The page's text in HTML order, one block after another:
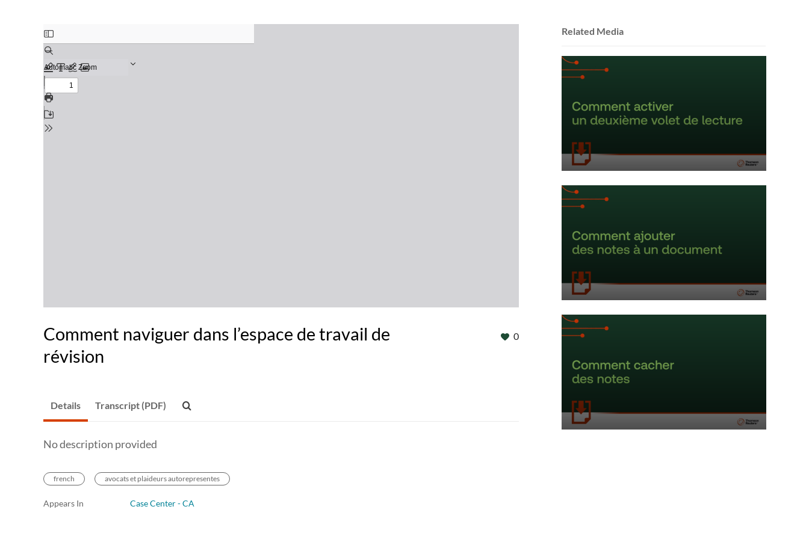
Comment naviguer dans l’espace de travail de
révision
0
Related Media
Details Transcript (PDF)
No description provided
french avocats et plaideurs autorepresentes
Appears In Case Center - CA